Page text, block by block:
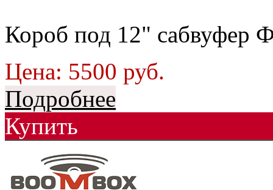
Короб под 12" сабвуфер
Цена: 5500 руб.
Подробнее
Купить